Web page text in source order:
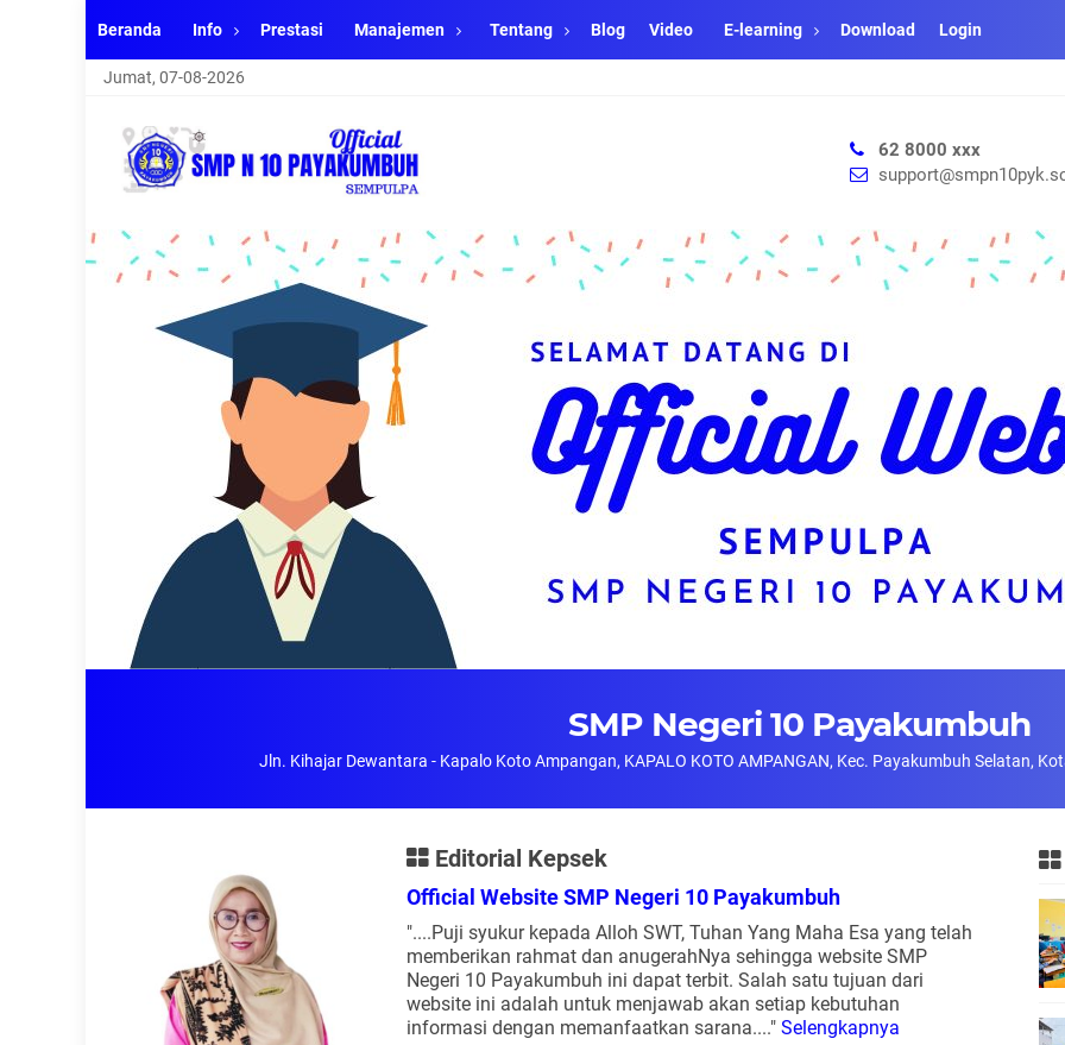
Beranda Info Prestasi Manajemen Tentang Blog Video E-learning Download Login
Jumat, 07-08-2026
62 8000 xxx
SMP Negeri 10 Payakumbuh
Jln. Kihajar Dewantara - Kapalo Koto Ampangan, KAPALO KOTO AMPANGAN, Kec. Payakumbuh Selatan,
Editorial Kepsek
Official Website SMP Negeri 10 Payakumbuh
"....Puji syukur kepada Alloh SWT, Tuhan Yang Maha Esa yang telah
memberikan rahmat dan anugerahNya sehingga website SMP
Negeri 10 Payakumbuh ini dapat terbit. Salah satu tujuan dari
website ini adalah untuk menjawab akan setiap kebutuhan
informasi dengan memanfaatkan sarana...." Selengkapnya